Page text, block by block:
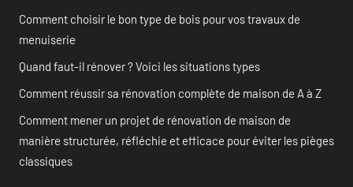
Comment choisir le bon type de bois pour vos travaux de
menuiserie
Quand faut-il rénover ? Voici les situations types
Comment réussir sa rénovation complète de maison de A à Z
Comment mener un projet de rénovation de maison de
manière structurée, réfléchie et efficace pour éviter les pièges
classiques